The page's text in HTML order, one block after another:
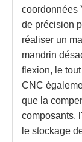
coordonnées
de précision
réaliser un
mandrin
flexion, le
CNC
que la
composants,
le stockage